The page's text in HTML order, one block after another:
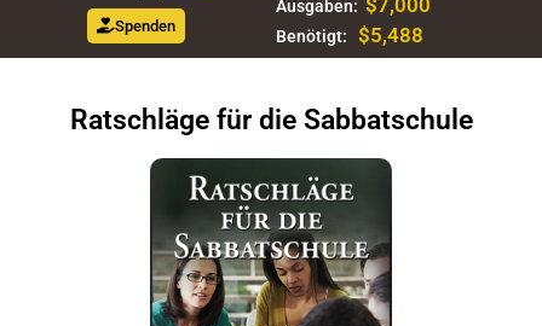
Spenden
Ausgaben: $7,000
Benötigt: $5,488
Ratschläge für die Sabbatschule